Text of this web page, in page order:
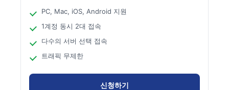
PC, Mac, iOS, Android 지원
1계정 동시 2대 접속
다수의 서버 선택 접속
트래픽 무제한
신청하기